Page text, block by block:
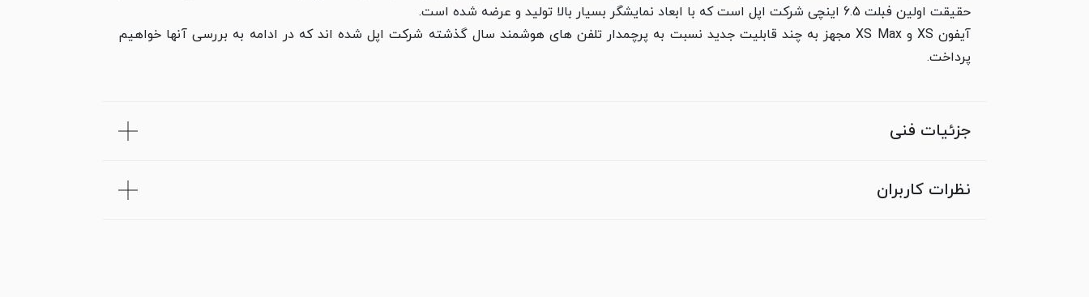
حقیقت اولین فبلت 6.5 اینچی شرکت اپل است که با ابعاد نمایشگر بسیار بالا تولید و عرضه شده است.
آیفون XS و XS Max مجهز به چند قابلیت جدید نسبت به پرچمدار تلفن های هوشمند سال گذشته شرکت اپل شده اند که در ادامه به بررسی آنها خواهیم
پرداخت.
جزئیات فنی
نظرات کاربران